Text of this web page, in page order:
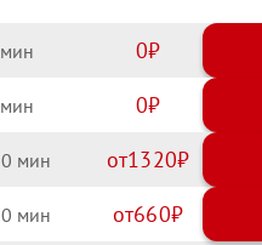
0
0
1320
660